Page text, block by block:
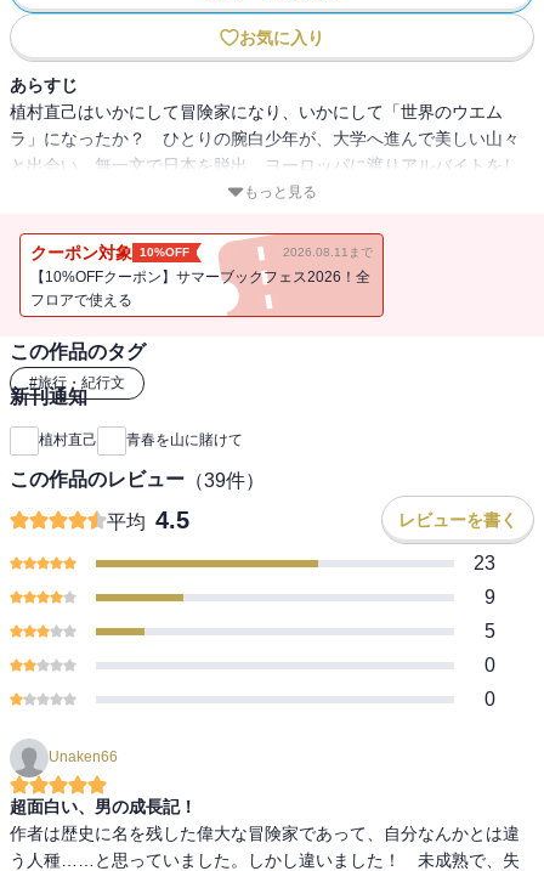
お気に入り
あらすじ
植村直己はいかにして冒険家になり、いかにして「世界のウエム
ラ」になったか？ ひとりの腕白少年が、大学へ進んで美しい山々
と出会い、無一文で日本を脱出、ヨーロッパに渡りアルバイトをし
ながら、ついに五大陸最高峰のすべてに登頂を果たす。さらには南
酷なまでの試練に次々と挑戦する――。大自然の中の「何か」に挑
まずにはいられなかった冒険家が、みずからの型破りな青春を語り
尽した感動篇。
もっと見る
クーポン対象 10%OFF 2026.08.11まで
【10%OFFクーポン】サマーブックフェス2026！全
フロアで使える
この作品のタグ
#旅行・紀行文
新刊通知
植村直己 青春を山に賭けて
この作品のレビュー （39件）
平均 4.5 レビューを書く
23
9
5
0
0
Unaken66
超面白い、男の成長記！
作者は歴史に名を残した偉大な冒険家であって、自分なんかとは違
う人種……と思っていました。しかし違いました！　未成熟で、失